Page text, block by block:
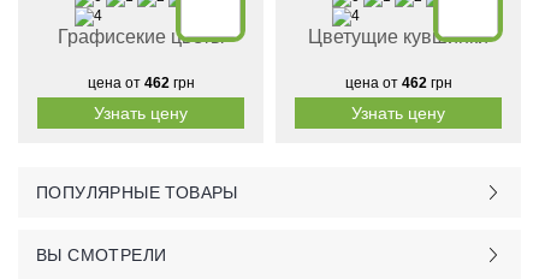
Графисекие цветы
цена от 462грн
Узнать цену
Цветущие кувшинки
цена от 462грн
Узнать цену
ПОПУЛЯРНЫЕ ТОВАРЫ
ВЫ СМОТРЕЛИ